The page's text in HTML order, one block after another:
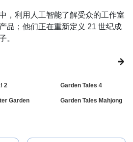
，利用人工智能了解受众的工作室
品；他们正在重新定义 21 世纪成
。
2 Garden Tales 4
Garden Garden Tales Mahjong